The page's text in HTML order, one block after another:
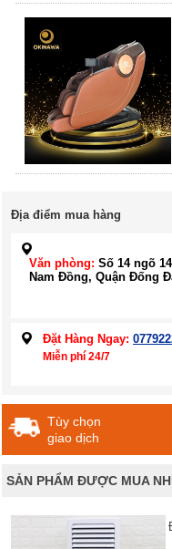
Địa điểm mua hàng
Văn phòng: Số 14 ngõ
Nam Đồng, Quận Đống
Đặt Hàng Ngay:
Miễn phí 24/7
Tùy chọn
giao dịch
SẢN PHẨM ĐƯỢC MUA